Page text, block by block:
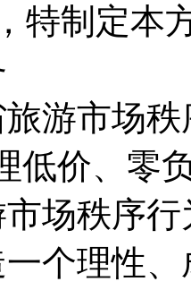
特制定本
游市场
低价、零
场秩序
个理性